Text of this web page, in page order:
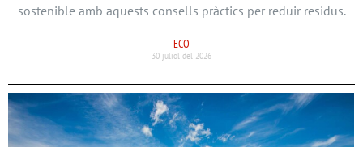
sostenible amb aquests consells pràctics per reduir residus.
ECO
30 juliol del 2026